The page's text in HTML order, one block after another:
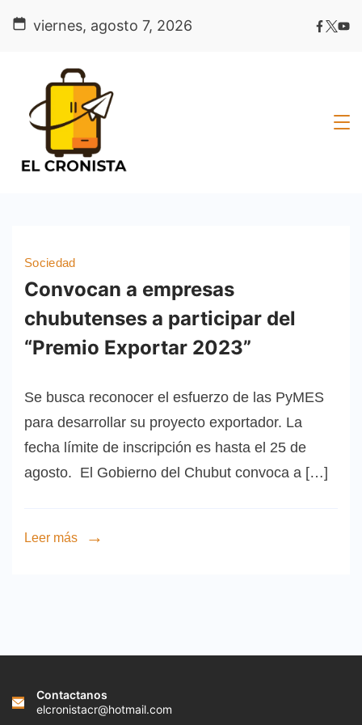
viernes, agosto 7, 2026
Sociedad
Convocan a empresas
chubutenses a participar del
“Premio Exportar 2023”
Se busca reconocer el esfuerzo de las PyMES
para desarrollar su proyecto exportador. La
fecha límite de inscripción es hasta el 25 de
agosto. El Gobierno del Chubut convoca a […]
Leer más
Contactanos
elcronistacr@hotmail.com